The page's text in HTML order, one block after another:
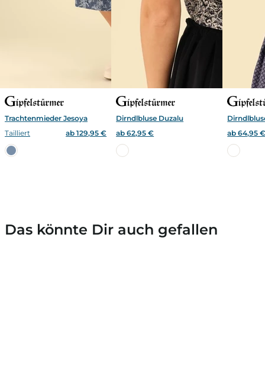
Trachtenmieder Jesoya
Tailliert
ab 129,95 €
Dirndlbluse Duzalu
ab 62,95 €
ab 64,95
Das könnte Dir auch gefallen